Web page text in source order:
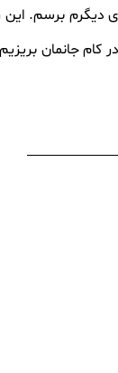
برسم. این
جانمان